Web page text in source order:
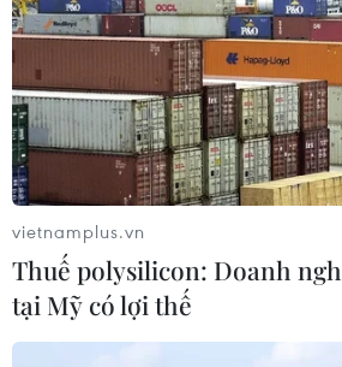
07/08/2026 03:49
Venezuela khởi động đàm phán
tiến trình chuyển giao chính trị
07/08/2026 02:58
Sập công trình tại Cuba khiến 2
người tử vong
vietnamplus.vn
Thuế polysilicon: Doanh
tại Mỹ có lợi thế